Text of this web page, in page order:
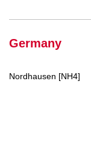
Germany
Nordhausen [NH4]